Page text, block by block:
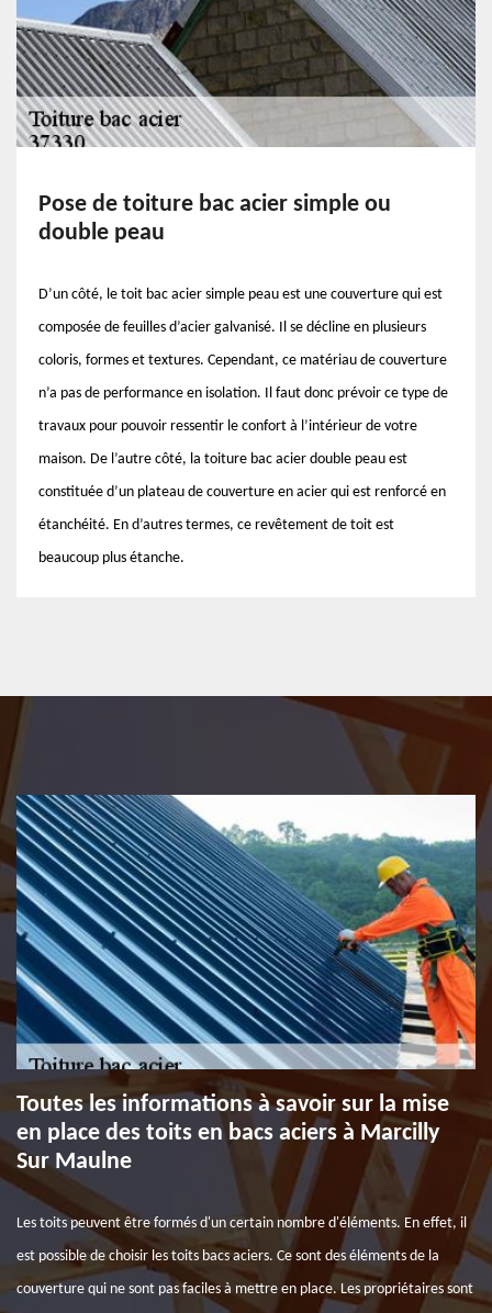
Pose de toiture bac acier simple ou
double peau
D’un côté, le toit bac acier simple peau est une couverture qui est
composée de feuilles d’acier galvanisé. Il se décline en plusieurs
coloris, formes et textures. Cependant, ce matériau de couverture
n’a pas de performance en isolation. Il faut donc prévoir ce type de
travaux pour pouvoir ressentir le confort à l’intérieur de votre
maison. De l’autre côté, la toiture bac acier double peau est
constituée d’un plateau de couverture en acier qui est renforcé en
étanchéité. En d’autres termes, ce revêtement de toit est
beaucoup plus étanche.
Toutes les informations à savoir sur la mise
en place des toits en bacs aciers à Marcilly
Sur Maulne
Les toits peuvent être formés d'un certain nombre d'éléments. En effet, il
est possible de choisir les toits bacs aciers. Ce sont des éléments de la
couverture qui ne sont pas faciles à mettre en place. Les propriétaires sont